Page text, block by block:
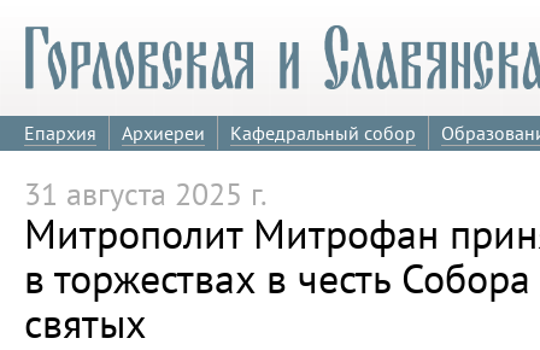
Епархия Архиереи Кафедральный собор
31 августа 2025 г.
Митрополит Митрофан
в торжествах в честь
святых